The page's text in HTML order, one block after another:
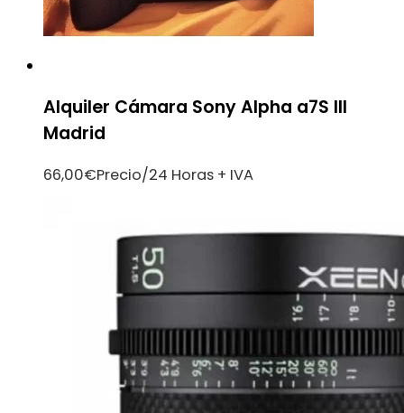
Alquiler Cámara Sony Alpha a7S III
Madrid
66,00€Precio/24 Horas + IVA